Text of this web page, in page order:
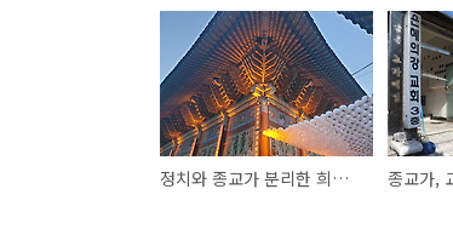
정치와 종교가 분리한 희유한 선거